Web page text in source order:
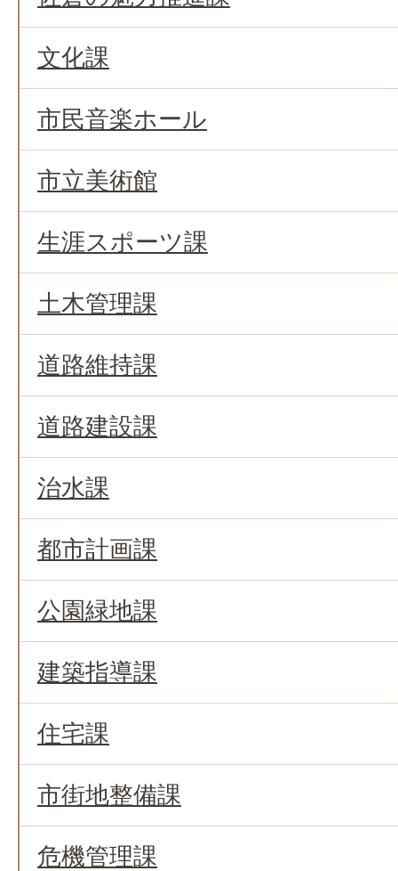
文化課
市民音楽ホール
市立美術館
生涯スポーツ課
土木管理課
道路維持課
道路建設課
治水課
都市計画課
公園緑地課
建築指導課
住宅課
市街地整備課
危機管理課